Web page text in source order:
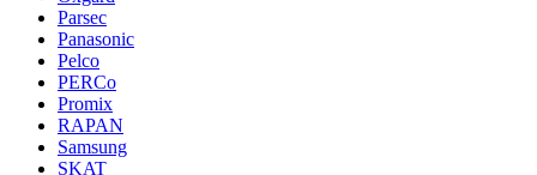
Parsec
Panasonic
Pelco
PERCo
Promix
RAPAN
Samsung
SKAT